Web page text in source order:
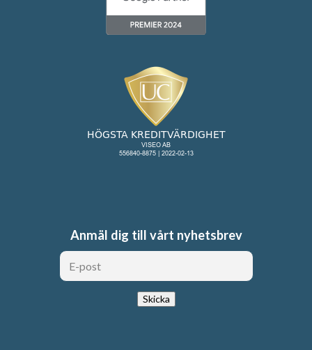
Anmäl dig till vårt nyhetsbrev
Skicka